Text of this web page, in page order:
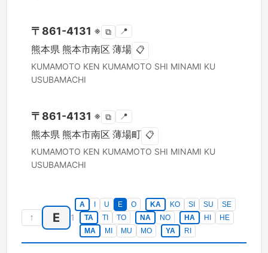
〒 861-4131 ※ ⧉ 📍
熊本県 熊本市南区 薄場 📋
KUMAMOTO KEN KUMAMOTO SHI MINAMI KU
USUBAMACHI
〒 861-4131 ※ ⧉ 📍
熊本県 熊本市南区 薄場町 📋
KUMAMOTO KEN KUMAMOTO SHI MINAMI KU
USUBAMACHI
↑ E 1
A U E O KA KO SI SU
SE
TA
TI TO NA NO HA HI
HE
MA
MI MU MO YA RI